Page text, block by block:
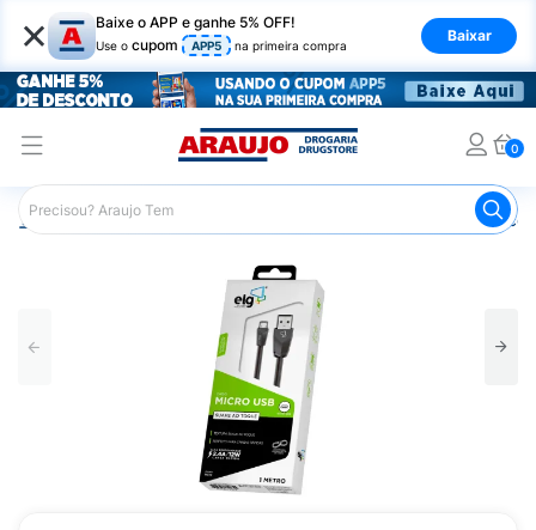
× Baixe o APP e ganhe 5% OFF!
Use o cupom APP5 na primeira compra
Baixar
0
Araujo Mercado Eletrônicos e